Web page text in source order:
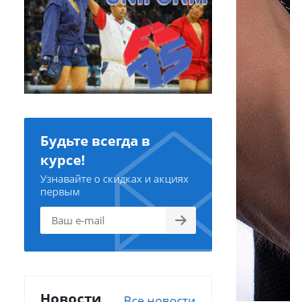
Будьте всегда в
курсе!
Узнавайте о скидках и акциях
первым